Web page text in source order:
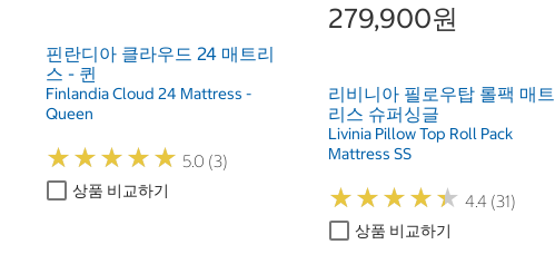
핀란디아 클라우드 24 매트리
스 - 퀸
Finlandia Cloud 24 Mattress -
Queen
★★★★★
★★★★★ 5.0 (3)
상품 비교하기
279,900원
리비니아 필로우탑 롤팩 매트
리스 슈퍼싱글
Livinia Pillow Top Roll Pack
Mattress SS
★★★★★
★★★★★ 4.4 (31)
상품 비교하기